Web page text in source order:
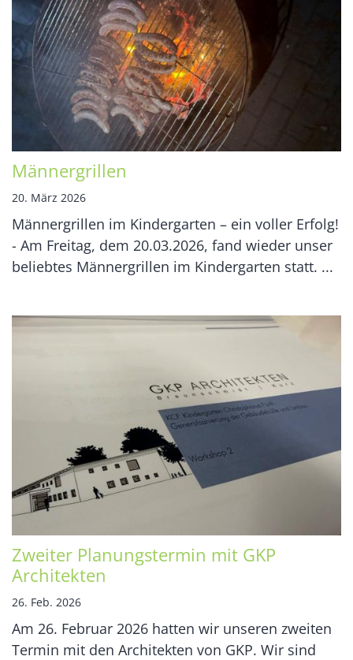
Männergrillen
20. März 2026
Männergrillen im Kindergarten – ein voller Erfolg!
- Am Freitag, dem 20.03.2026, fand wieder unser
beliebtes Männergrillen im Kindergarten statt. ...
Zweiter Planungstermin mit GKP
Architekten
26. Feb. 2026
Am 26. Februar 2026 hatten wir unseren zweiten
Termin mit den Architekten von GKP. Wir sind